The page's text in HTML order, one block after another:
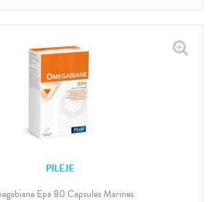
PILEJE
Epa 80 Capsules Marines